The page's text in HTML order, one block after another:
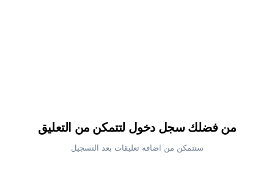
من فضلك سجل دخول لتتمكن من التعليق
ستتمكن من اضافه تعليقات بعد التسجيل